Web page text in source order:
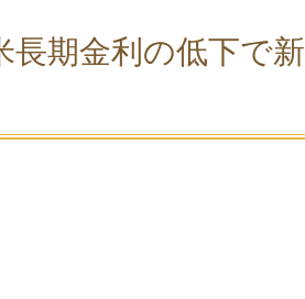
長期金利の低下で新